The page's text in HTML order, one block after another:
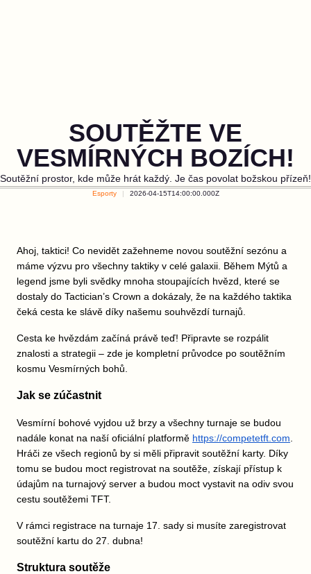
SOUTĚŽTE VE
VESMÍRNÝCH BOZÍCH!
Soutěžní prostor, kde může hrát každý. Je čas povolat božskou přízeň!
Esporty 2026-04-15T14:00:00.000Z
Ahoj, taktici! Co nevidět zažehneme novou soutěžní sezónu a
máme výzvu pro všechny taktiky v celé galaxii. Během Mýtů a
legend jsme byli svědky mnoha stoupajících hvězd, které se
dostaly do Tactician’s Crown a dokázaly, že na každého taktika
čeká cesta ke slávě díky našemu souhvězdí turnajů.
Cesta ke hvězdám začíná právě teď! Připravte se rozpálit
znalosti a strategii – zde je kompletní průvodce po soutěžním
kosmu Vesmírných bohů.
Jak se zúčastnit
Vesmírní bohové vyjdou už brzy a všechny turnaje se budou
nadále konat na naší oficiální platformě https://competetft.com
Hráči ze všech regionů by si měli připravit soutěžní karty. Díky
tomu se budou moct registrovat na soutěže, získají přístup k
údajům na turnajový server a budou moct vystavit na odiv svou
cestu soutěžemi TFT.
V rámci registrace na turnaje 17. sady si musíte zaregistrovat
soutěžní kartu do 27. dubna!
Struktura soutěže